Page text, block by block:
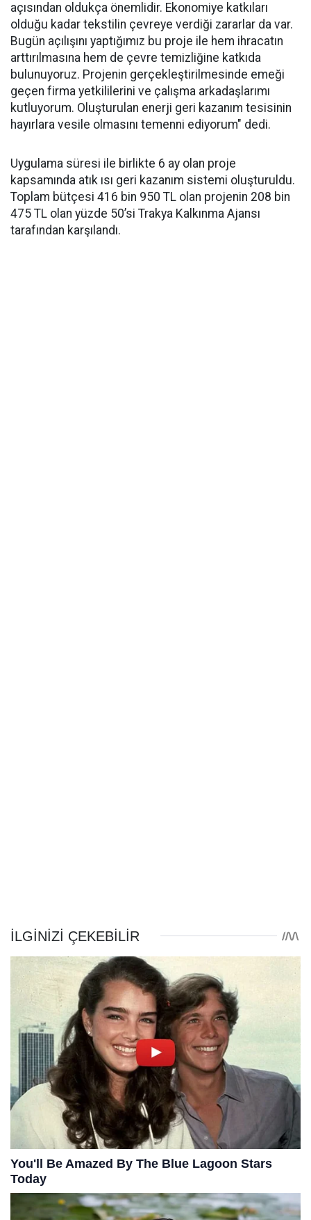
açısından oldukça önemlidir. Ekonomiye katkıları
olduğu kadar tekstilin çevreye verdiği zararlar da var.
Bugün açılışını yaptığımız bu proje ile hem ihracatın
arttırılmasına hem de çevre temizliğine katkıda
bulunuyoruz. Projenin gerçekleştirilmesinde emeği
geçen firma yetkililerini ve çalışma arkadaşlarımı
kutluyorum. Oluşturulan enerji geri kazanım tesisinin
hayırlara vesile olmasını temenni ediyorum" dedi.
Uygulama süresi ile birlikte 6 ay olan proje
kapsamında atık ısı geri kazanım sistemi oluşturuldu.
Toplam bütçesi 416 bin 950 TL olan projenin 208 bin
475 TL olan yüzde 50’si Trakya Kalkınma Ajansı
tarafından karşılandı.